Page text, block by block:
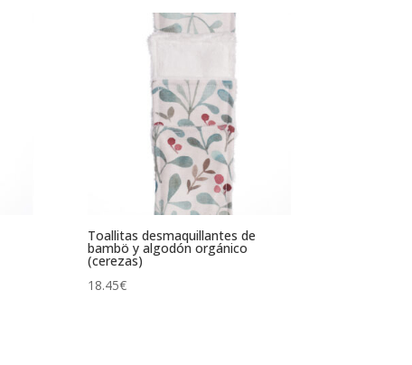
Toallitas desmaquillantes de
bambö y algodón orgánico
(cerezas)
18.45€